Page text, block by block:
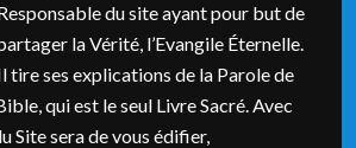
du site ayant pour but de
la Vérité, l’Evangile Éternelle.
tire ses explications de la Parole de
qui est le seul Livre Sacré. Avec
Site sera de vous édifier,